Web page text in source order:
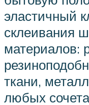
эластичный
склеивания
материалов:
ткани,
любых